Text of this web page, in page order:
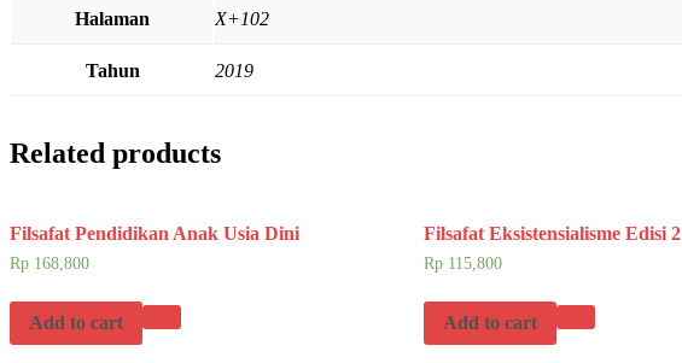
Halaman X+102
Tahun 2019
Related products
Filsafat Pendidikan Anak Usia Dini
Rp 168,800
Add to cart
Filsafat Eksistensialisme Edisi 2
Rp 115,800
Add to cart